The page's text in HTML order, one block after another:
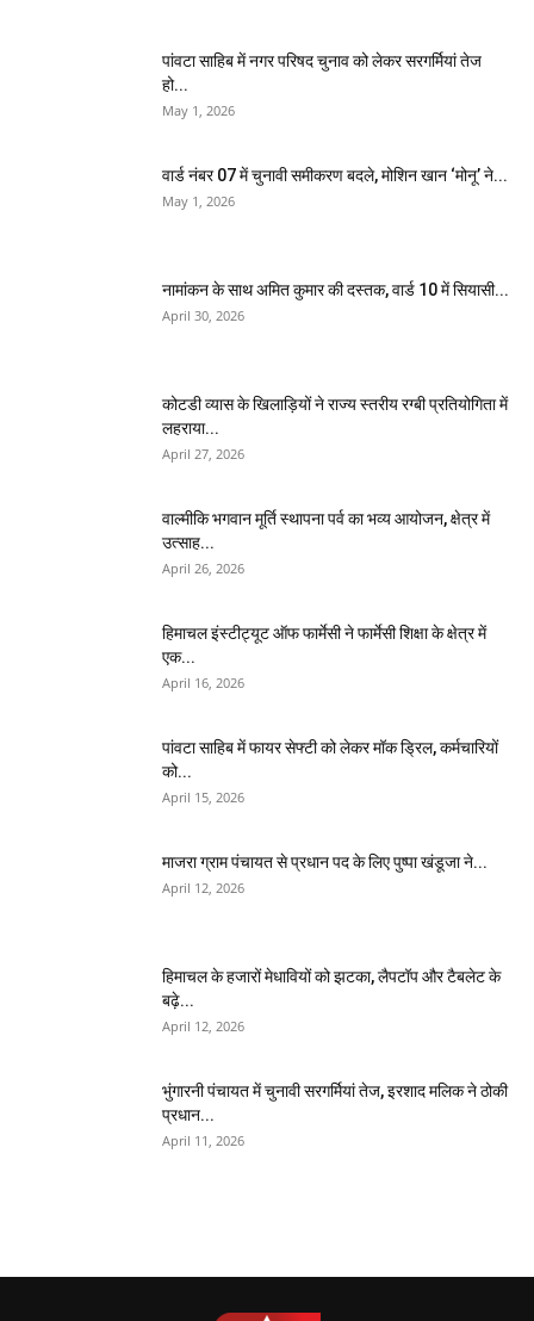
पांवटा साहिब में नगर परिषद चुनाव को लेकर सरगर्मियां तेज
हो...
May 1, 2026
वार्ड नंबर 07 में चुनावी समीकरण बदले, मोशिन खान ‘मोनू’ ने...
May 1, 2026
नामांकन के साथ अमित कुमार की दस्तक, वार्ड 10 में सियासी...
April 30, 2026
कोटडी व्यास के खिलाड़ियों ने राज्य स्तरीय रग्बी प्रतियोगिता में
लहराया...
April 27, 2026
वाल्मीकि भगवान मूर्ति स्थापना पर्व का भव्य आयोजन, क्षेत्र में
उत्साह...
April 26, 2026
हिमाचल इंस्टीट्यूट ऑफ फार्मेसी ने फार्मेसी शिक्षा के क्षेत्र में
एक...
April 16, 2026
पांवटा साहिब में फायर सेफ्टी को लेकर मॉक ड्रिल, कर्मचारियों
को...
April 15, 2026
माजरा ग्राम पंचायत से प्रधान पद के लिए पुष्पा खंडूजा ने...
April 12, 2026
हिमाचल के हजारों मेधावियों को झटका, लैपटॉप और टैबलेट के
बढ़े...
April 12, 2026
भुंगारनी पंचायत में चुनावी सरगर्मियां तेज, इरशाद मलिक ने ठोकी
प्रधान...
April 11, 2026